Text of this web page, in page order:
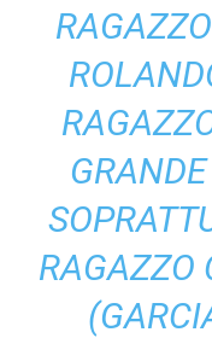
RAGAZZO